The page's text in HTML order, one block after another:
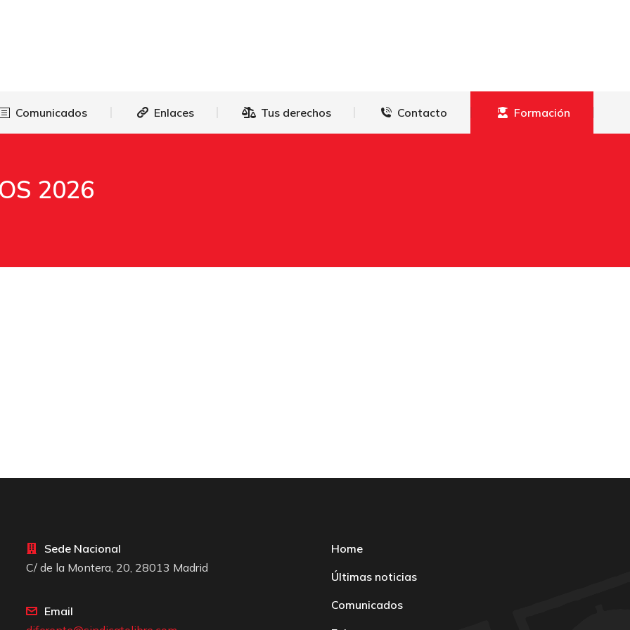
Comunicados Enlaces Tus derechos Contacto Formación
2026
Sede Nacional
C/ de la Montera, 20, 28013 Madrid
Email
Home
Últimas noticias
Comunicados